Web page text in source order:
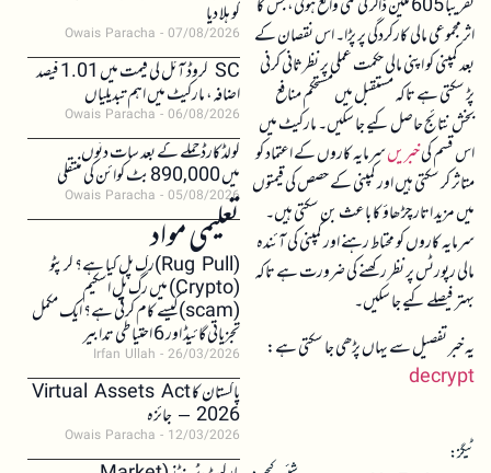
تقریباً 605 ملین ڈالر کی کمی واقع ہوئی، جس کا
اثر مجموعی مالی کارکردگی پر پڑا۔ اس نقصان کے
بعد کمپنی کو اپنی مالی حکمت عملی پر نظرثانی کرنی
پڑ سکتی ہے تاکہ مستقبل میں مستحکم منافع
بخش نتائج حاصل کیے جا سکیں۔ مارکیٹ میں
اس قسم کیخبریںسرمایہ کاروں کے اعتماد کو
متاثر کر سکتی ہیں اور کمپنی کے حصص کی قیمتوں
میں مزید اتار چڑھاؤ کا باعث بن سکتی ہیں۔
سرمایہ کاروں کو محتاط رہنے اور کمپنی کی آئندہ
مالی رپورٹس پر نظر رکھنے کی ضرورت ہے تاکہ
بہتر فیصلے کیے جا سکیں۔
یہ خبر تفصیل سے یہاں پڑھی جا سکتی ہے:
decrypt
ٹیگز:
کو ہلا دیا
Owais Paracha 07/08/2026
SC کروڈ آئل کی قیمت میں 1.01 فیصد
اضافہ، مارکیٹ میں اہم تبدیلیاں
Owais Paracha 06/08/2026
کولڈکارڈ حملے کے بعد سات دنوں
میں 890,000 بٹ کوائن کی منتقلی
Owais Paracha 05/08/2026
تعلیمی مواد(Rug Pull)رگ پل کیا ہے؟ کرپٹو
(Crypto) میں رگ پل اسکیم
(scam)کیسے کام کرتی ہے؟ ایک مکمل
تجزیاتی گائیڈ اور 6 احتیاطی تدابیر
Irfan Ullah 26/03/2026
پاکستان کا Virtual Assets Act
2026 – جائزہ
Owais Paracha 12/03/2026